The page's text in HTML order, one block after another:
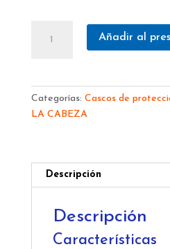
PORTWEST
CARBONO
Añadir al
Categorías: Cascos de
LA CABEZA
Descripción
Descripción
Características